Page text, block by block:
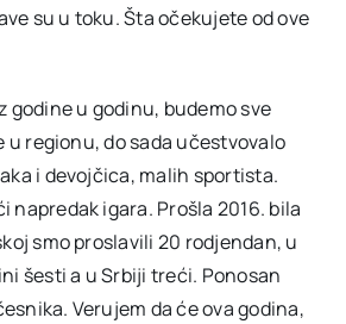
su u toku. Šta očekujete od ove
godine u godinu, budemo sve
u regionu, do sada učestvovalo
i devojčica, malih sportista.
napredak igara. Prošla 2016. bila
smo proslavili 20 rodjendan, u
šesti a u Srbiji treći. Ponosan
Verujem da će ova godina,